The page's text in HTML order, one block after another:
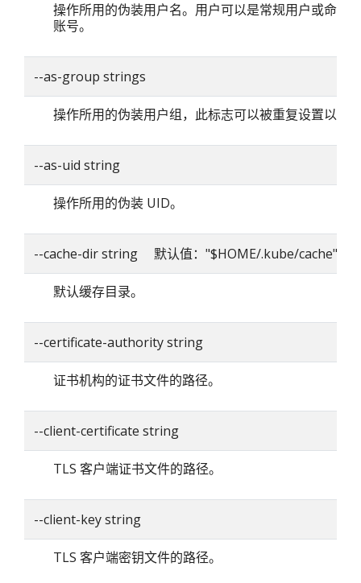
操作所用的伪装用户名。用户可以是常规用户或命名
账号。
--as-group strings
操作所用的伪装用户组，此标志可以被重复设置以指
--as-uid string
操作所用的伪装 UID。
--cache-dir string 默认值："$HOME/.kube/cache"
默认缓存目录。
--certificate-authority string
证书机构的证书文件的路径。
--client-certificate string
TLS 客户端证书文件的路径。
--client-key string
TLS 客户端密钥文件的路径。